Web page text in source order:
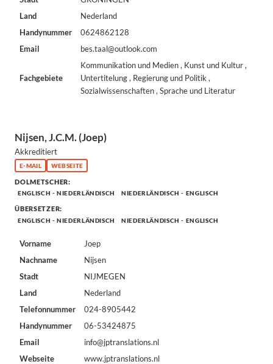
Land
Nederland
Handynummer
0624862128
Email
bes.taal@outlook.com
Fachgebiete
Kommunikation und Medien , Kunst und Kultur ,
Untertitelung , Regierung und Politik ,
Sozialwissenschaften , Sprache und Literatur
Nijsen, J.C.M. (Joep)
Akkreditiert
E-MAIL WEBSEITE
DOLMETSCHER:
ENGLISCH - NIEDERLÄNDISCH NIEDERLÄNDISCH - ENGLISCH
ÜBERSETZER:
ENGLISCH - NIEDERLÄNDISCH NIEDERLÄNDISCH - ENGLISCH
Vorname
Joep
Nachname
Nijsen
Stadt
NIJMEGEN
Land
Nederland
Telefonnummer
024-8905442
Handynummer
06-53424875
Email
info@jptranslations.nl
Webseite
www.jptranslations.nl